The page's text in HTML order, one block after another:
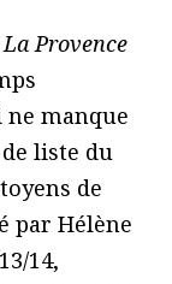
La Provence
manque
liste du
de
par Hélène
14,